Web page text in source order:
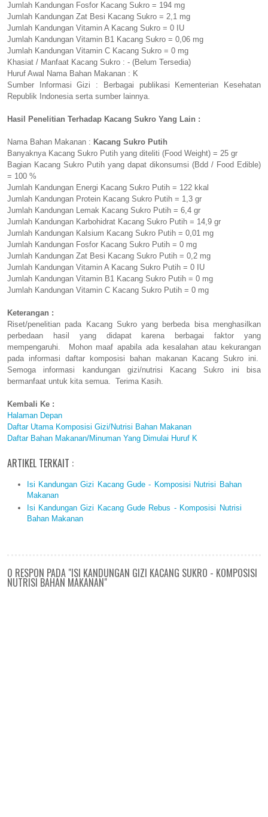
Jumlah Kandungan Fosfor Kacang Sukro = 194 mg
Jumlah Kandungan Zat Besi Kacang Sukro = 2,1 mg
Jumlah Kandungan Vitamin A Kacang Sukro = 0 IU
Jumlah Kandungan Vitamin B1 Kacang Sukro = 0,06 mg
Jumlah Kandungan Vitamin C Kacang Sukro = 0 mg
Khasiat / Manfaat Kacang Sukro : - (Belum Tersedia)
Huruf Awal Nama Bahan Makanan : K
Sumber Informasi Gizi : Berbagai publikasi Kementerian Kesehatan
Republik Indonesia serta sumber lainnya.
Hasil Penelitian Terhadap Kacang Sukro Yang Lain :
Nama Bahan Makanan : Kacang Sukro Putih
Banyaknya Kacang Sukro Putih yang diteliti (Food Weight) = 25 gr
Bagian Kacang Sukro Putih yang dapat dikonsumsi (Bdd / Food Edible)
= 100 %
Jumlah Kandungan Energi Kacang Sukro Putih = 122 kkal
Jumlah Kandungan Protein Kacang Sukro Putih = 1,3 gr
Jumlah Kandungan Lemak Kacang Sukro Putih = 6,4 gr
Jumlah Kandungan Karbohidrat Kacang Sukro Putih = 14,9 gr
Jumlah Kandungan Kalsium Kacang Sukro Putih = 0,01 mg
Jumlah Kandungan Fosfor Kacang Sukro Putih = 0 mg
Jumlah Kandungan Zat Besi Kacang Sukro Putih = 0,2 mg
Jumlah Kandungan Vitamin A Kacang Sukro Putih = 0 IU
Jumlah Kandungan Vitamin B1 Kacang Sukro Putih = 0 mg
Jumlah Kandungan Vitamin C Kacang Sukro Putih = 0 mg
Keterangan :
Riset/penelitian pada Kacang Sukro yang berbeda bisa menghasilkan
perbedaan hasil yang didapat karena berbagai faktor yang
mempengaruhi. Mohon maaf apabila ada kesalahan atau kekurangan
pada informasi daftar komposisi bahan makanan Kacang Sukro ini.
Semoga informasi kandungan gizi/nutrisi Kacang Sukro ini bisa
bermanfaat untuk kita semua. Terima Kasih.
Kembali Ke :
Halaman Depan
Daftar Utama Komposisi Gizi/Nutrisi Bahan Makanan
Daftar Bahan Makanan/Minuman Yang Dimulai Huruf K
ARTIKEL TERKAIT :
Isi Kandungan Gizi Kacang Gude - Komposisi Nutrisi Bahan
Makanan
Isi Kandungan Gizi Kacang Gude Rebus - Komposisi Nutrisi
Bahan Makanan
0 RESPON PADA "ISI KANDUNGAN GIZI KACANG SUKRO - KOMPOSISI
NUTRISI BAHAN MAKANAN"